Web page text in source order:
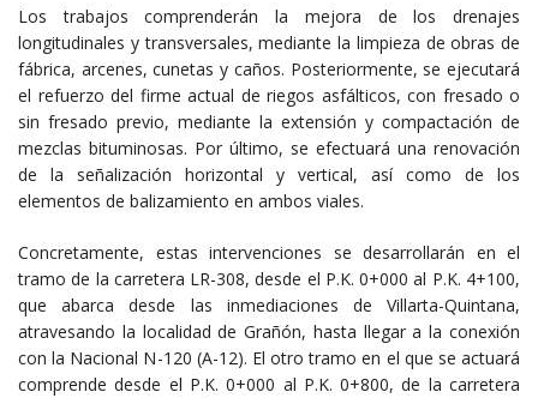
Los trabajos comprenderán la mejora de los drenajes
longitudinales y transversales, mediante la limpieza de obras de
fábrica, arcenes, cunetas y caños. Posteriormente, se ejecutará
el refuerzo del firme actual de riegos asfálticos, con fresado o
sin fresado previo, mediante la extensión y compactación de
mezclas bituminosas. Por último, se efectuará una renovación
de la señalización horizontal y vertical, así como de los
elementos de balizamiento en ambos viales.
Concretamente, estas intervenciones se desarrollarán en el
tramo de la carretera LR-308, desde el P.K. 0+000 al P.K. 4+100,
que abarca desde las inmediaciones de Villarta-Quintana,
atravesando la localidad de Grañón, hasta llegar a la conexión
con la Nacional N-120 (A-12). El otro tramo en el que se actuará
comprende desde el P.K. 0+000 al P.K. 0+800, de la carretera